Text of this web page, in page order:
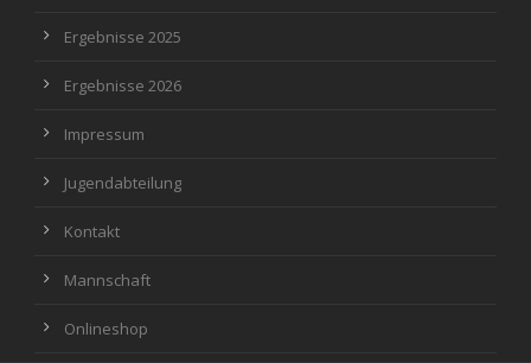
Ergebnisse 2025
Ergebnisse 2026
Impressum
Jugendabteilung
Kontakt
Mannschaft
Onlineshop